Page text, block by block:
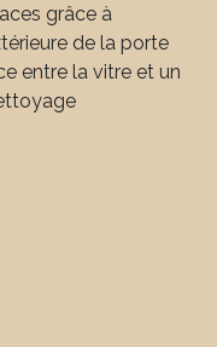
grâce à
de la porte
entre la vitre et un